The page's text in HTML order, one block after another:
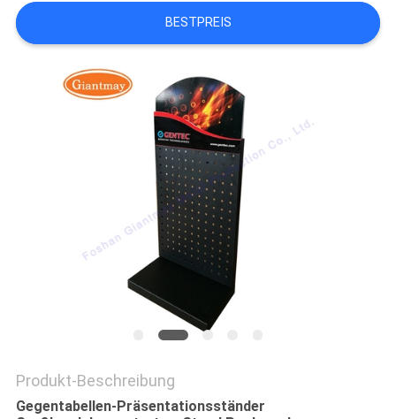
PRIVACY
POLICY
BESTPREIS
Produkt-Beschreibung
Gegentabellen-Präsentationsständer